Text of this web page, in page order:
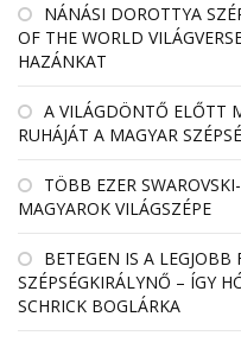
NÁNÁSI DOROTTYA
OF THE WORLD
HAZÁNKAT
A VILÁGDÖNTŐ ELŐTT
RUHÁJÁT A MAGYAR
TÖBB EZER
MAGYAROK VILÁGSZÉPE
BETEGEN IS A
SZÉPSÉGKIRÁLYNŐ – ÍGY
SCHRICK BOGLÁRKA